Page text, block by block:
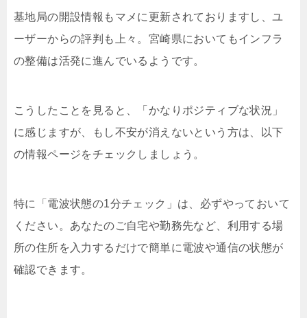
基地局の開設情報もマメに更新されておりますし、ユ
ーザーからの評判も上々。宮崎県においてもインフラ
の整備は活発に進んでいるようです。
こうしたことを見ると、「かなりポジティブな状況」
に感じますが、もし不安が消えないという方は、以下
の情報ページをチェックしましょう。
特に「電波状態の1分チェック」は、必ずやっておいて
ください。あなたのご自宅や勤務先など、利用する場
所の住所を入力するだけで簡単に電波や通信の状態が
確認できます。